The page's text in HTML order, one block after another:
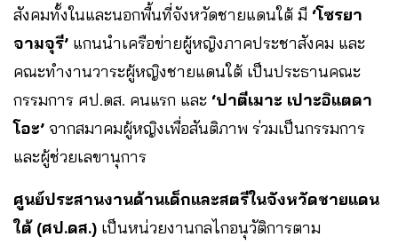
สังคมทั้งในและนอกพื้นที่จังหวัดชายแดนใต้ มี ‘โซรยา
จามจุรี’ แกนนำเครือข่ายผู้หญิงภาคประชาสังคม และ
คณะทำงานวาระผู้หญิงชายแดนใต้ เป็นประธานคณะ
กรรมการ ศป.ดส. คนแรก และ ‘ปาตีเมาะ เปาะอิแตดา
โอะ’ จากสมาคมผู้หญิงเพื่อสันติภาพ ร่วมเป็นกรรมการ
และผู้ช่วยเลขานุการ
ศูนย์ประสานงานด้านเด็กและสตรีในจังหวัดชายแดน
ใต้ (ศป.ดส.) เป็นหน่วยงานกลไกอนุวัติการตาม